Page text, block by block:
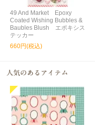
49 And Market Epoxy
Coated Wishing Bubbles &
Baubles Blush エポキシス
テッカー
660円(税込)